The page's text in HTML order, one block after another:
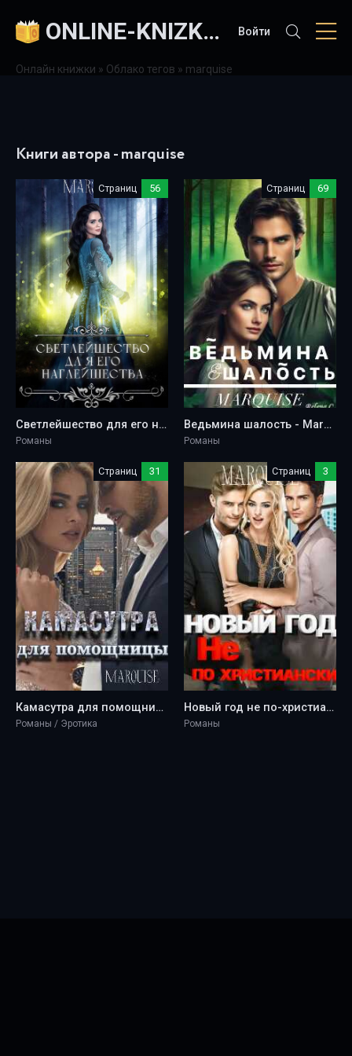
ONLINE-KNIZKI.COM Войти
Онлайн книжки » Облако тегов » marquise
Книги автора - marquise
Страниц 56
Светлейшество для его наглейшества, или Ведьма покоряет мир! - Marquise
Романы
Страниц 69
Ведьмина шалость - Marquise
Романы
Страниц 31
Камасутра для помощницы - Marquise
Романы / Эротика
Страниц 3
Новый год не по-христиански - Marquise
Романы